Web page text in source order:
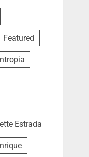
Featured
Estrada